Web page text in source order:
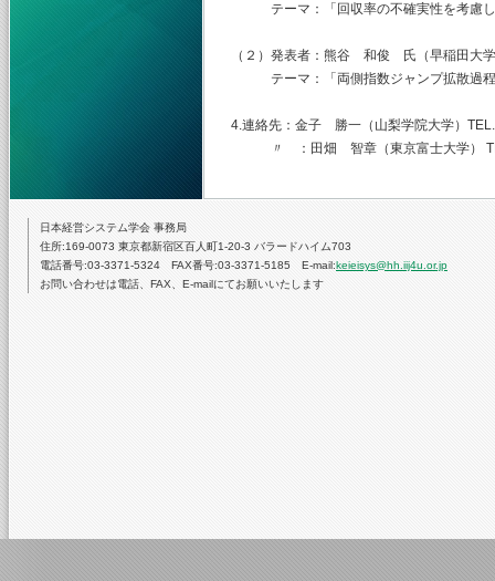
テーマ：「回収率の不確実性を考慮し
（２）発表者：熊谷 和俊 氏（早稲田大
テーマ：「両側指数ジャンプ拡散過程
4.連絡先：金子 勝一（山梨学院大学）
〃 ：田畑 智章（東京富士大学）
日本経営システム学会 事務局
住所:169-0073 東京都新宿区百人町1-20-3 バラードハイム703
電話番号:03-3371-5324 FAX番号:03-3371-5185 E-mail:keieisys@hh.iij4u.or.jp
お問い合わせは電話、FAX、E-mailにてお願いいたします